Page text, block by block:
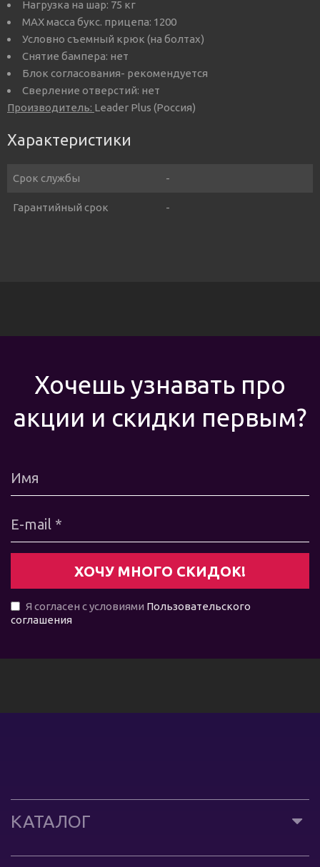
Нагрузка на шар: 75 кг
MAX масса букс. прицепа: 1200
Условно съемный крюк (на болтах)
Снятие бампера: нет
Блок согласования- рекомендуется
Сверление отверстий: нет
Производитель: Leader Plus (Россия)
Характеристики
Срок службы -
Гарантийный срок -
Хочешь узнавать про
акции и скидки первым?
Я согласен с условиями Пользовательского
соглашения
КАТАЛОГ